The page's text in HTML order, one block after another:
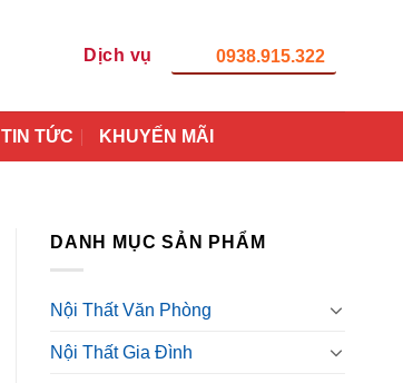
Dịch vụ 0938.915.322
TIN TỨC KHUYẾN MÃI
DANH MỤC SẢN PHẨM
Nội Thất Văn Phòng
Nội Thất Gia Đình